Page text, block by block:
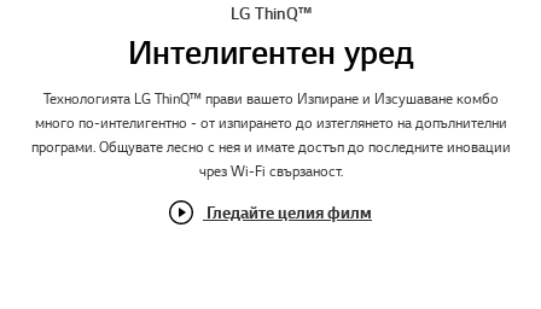
LG ThinQ™
Интелигентен уред
Технологията LG ThinQ™ прави вашето Изпиране и Изсушаване комбо
много по-интелигентно - от изпирането до изтеглянето на допълнителни
програми. Общувате лесно с нея и имате достъп до последните иновации
чрез Wi-Fi свързаност.
Гледайте целия филм